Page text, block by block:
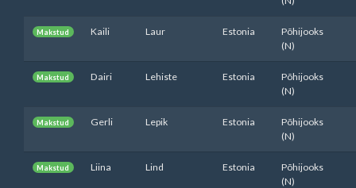
Makstud Kaili Laur Estonia
Põhijooks
(N)
Makstud Dairi Lehiste Estonia
Põhijooks
(N)
Makstud Gerli Lepik Estonia
Põhijooks
(N)
Makstud Liina Lind Estonia
Põhijooks
(N)